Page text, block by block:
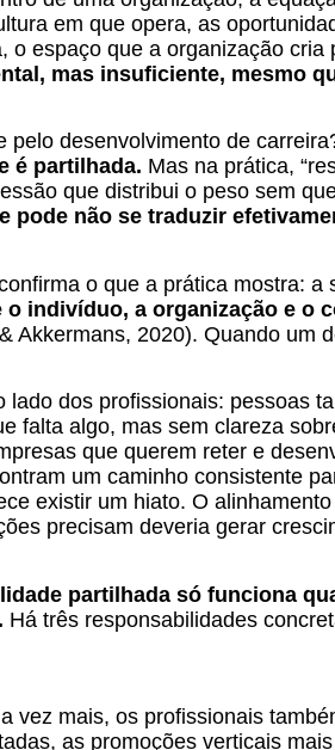
em que opera, as
o espaço que a organização cria
mas insuficiente, mesmo
pelo desenvolvimento de
é partilhada. Mas na prática,
que distribui o peso sem
pode não se traduzir
o que a prática mostra: a
o indivíduo, a organização e o
Akkermans, 2020). Quando um
dos profissionais: pessoas
falta algo, mas sem clareza
que querem reter e
um caminho consistente
existir um hiato. O
precisam deveria gerar
partilhada só funciona
Há três responsabilidades
vez mais, os profissionais
as promoções verticais